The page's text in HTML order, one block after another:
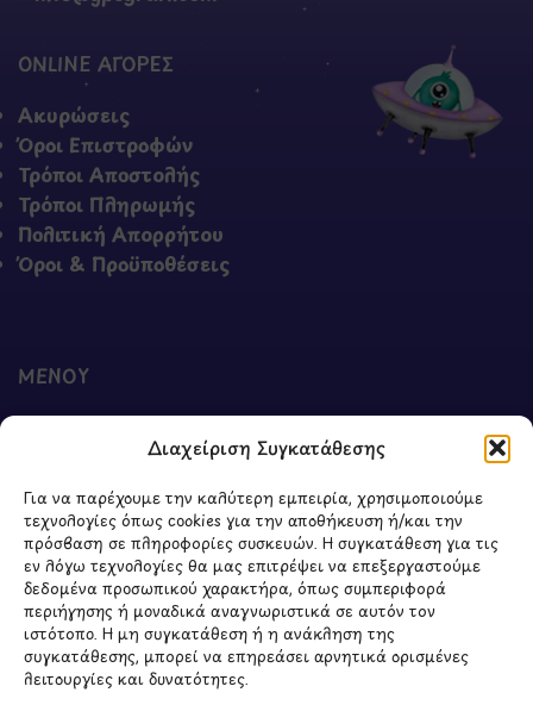
Διαχείριση Συγκατάθεσης
Για να παρέχουμε την καλύτερη εμπειρία, χρησιμοποιούμε
τεχνολογίες όπως cookies για την αποθήκευση ή/και την
πρόσβαση σε πληροφορίες συσκευών. Η συγκατάθεση για τις
εν λόγω τεχνολογίες θα μας επιτρέψει να επεξεργαστούμε
δεδομένα προσωπικού χαρακτήρα, όπως συμπεριφορά
περιήγησης ή μοναδικά αναγνωριστικά σε αυτόν τον
ιστότοπο. Η μη συγκατάθεση ή η ανάκληση της
συγκατάθεσης, μπορεί να επηρεάσει αρνητικά ορισμένες
λειτουργίες και δυνατότητες.
ONLINE ΑΓΟΡΕΣ
Ακυρώσεις
Όροι Επιστροφών
Τρόποι Αποστολής
Τρόποι Πληρωμής
Πολιτική Απορρήτου
Όροι & Προϋποθέσεις
ΜΕΝΟΥ
Σύγκριση Προϊόντων
Wishlist
Καλάθι
Shop
ΣΧΕΤΙΚΑ ΜΕ ΕΜΑΣ